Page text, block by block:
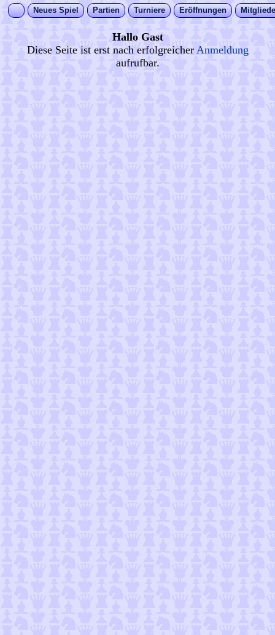
Neues Spiel Partien Turniere Eröffnungen
Hallo Gast
Diese Seite ist erst nach erfolgreicher Anmeldung
aufrufbar.